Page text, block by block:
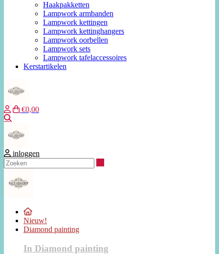
Haakpakketten
Lampwork armbanden
Lampwork kettingen
Lampwork kettinghangers
Lampwork oorbellen
Lampwork sets
Lampwork tafelaccessoires
Kerstartikelen
€0,00
inloggen
Nieuw!
Diamond painting
In Diamond painting